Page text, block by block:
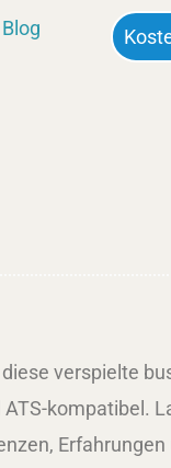
Blog
verspielte
kompatibel.